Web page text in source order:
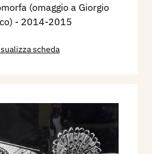
(omaggio a Giorgio
- 2014-2015
scheda